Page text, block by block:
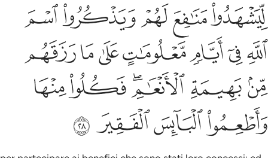
ليشهدوا منافع لهم ويذكروا اسم الله في ايام معلومات على ما رزقهم من
لِّيَشْهَدُوا۟ مَنَـٰفِعَ لَهُمْ وَيَذْكُرُوا۟ ٱسْمَ ٱللَّهِ فِىٓ أَيَّامٍۢ
ﲆﲇﲈﲉﲊ
ﲋﲌﲍﲎﲏﲐﲑ
ﲒﲓﲔﲕﲖﲗ
ﲘﲙﲚﲛ